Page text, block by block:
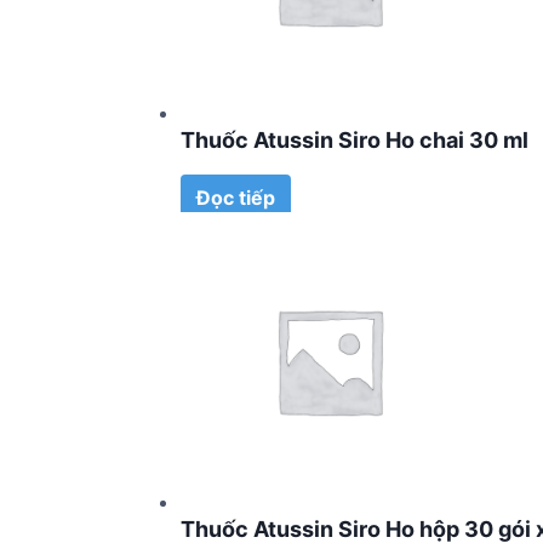
Thuốc Atussin Siro Ho chai 30 ml
Đọc tiếp
Thuốc Atussin Siro Ho hộp 30 gói